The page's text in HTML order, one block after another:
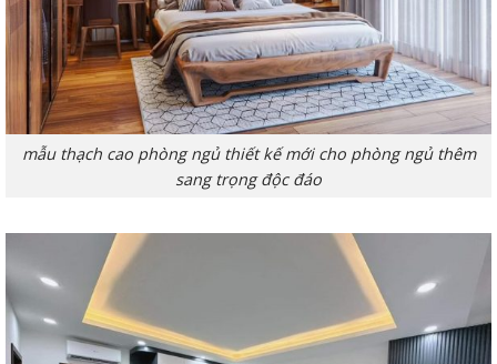
mẫu thạch cao phòng ngủ thiết kế mới cho phòng ngủ thêm
sang trọng độc đáo